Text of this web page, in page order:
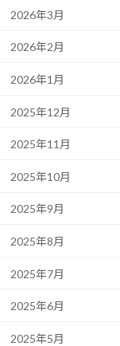
2026年3月
2026年2月
2026年1月
2025年12月
2025年11月
2025年10月
2025年9月
2025年8月
2025年7月
2025年6月
2025年5月